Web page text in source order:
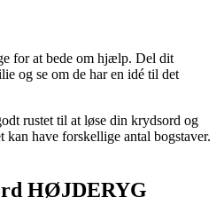
for at bede om hjælp. Del dit
og se om de har en idé til det
rustet til at løse din krydsord og
have forskellige antal bogstaver.
HØJDERYG